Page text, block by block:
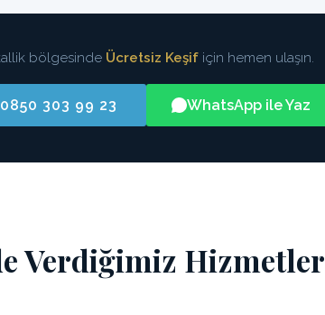
bölgesinde Ücretsiz Keşif için hemen ulaşın.
0850 303 99 23 WhatsApp ile Yaz
Verdiğimiz Hizmetler